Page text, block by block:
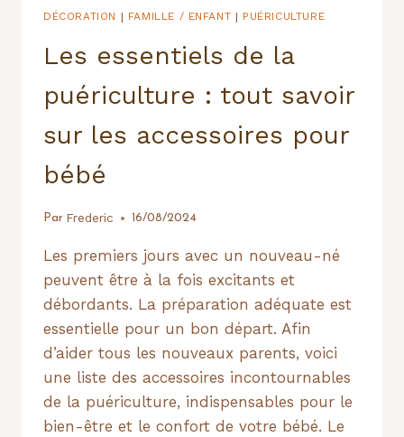
DÉCORATION FAMILLE / ENFANT PUÉRICULTURE
Les essentiels de la
puériculture : tout savoir
sur les accessoires pour
bébé
Par Frederic 16/08/2024
Les premiers jours avec un nouveau-né
peuvent être à la fois excitants et
débordants. La préparation adéquate est
essentielle pour un bon départ. Afin
d’aider tous les nouveaux parents, voici
une liste des accessoires incontournables
de la puériculture, indispensables pour le
bien-être et le confort de votre bébé. Le